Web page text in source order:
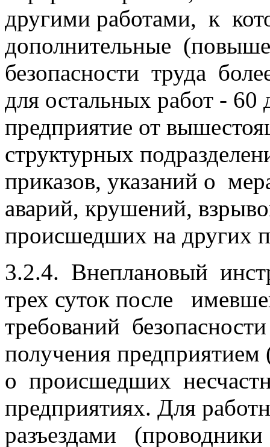
другими работами, к
дополнительные
безопасности труда
для остальных работ -
предприятие от
структурных
приказов, указаний о
аварий, крушений,
происшедших на других
3.2.4. Внеплановый
трех суток после
требований
получения
о происшедших
предприятиях. Для
разъездами